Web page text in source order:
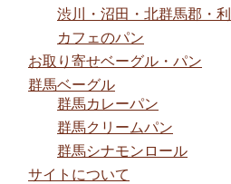
渋川・沼田・北群馬郡・
カフェのパン
お取り寄せベーグル・パン
群馬ベーグル
群馬カレーパン
群馬クリームパン
群馬シナモンロール
サイトについて